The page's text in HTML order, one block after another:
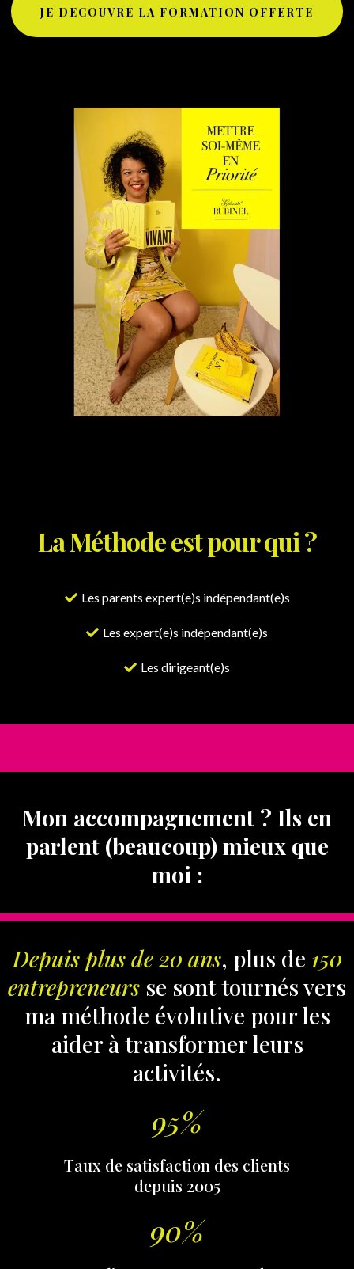
JE DECOUVRE LA FORMATION OFFERTE
La Méthode est pour qui ?
Les parents expert(e)s indépendant(e)s
Les expert(e)s indépendant(e)s
Les dirigeant(e)s
Mon accompagnement ? Ils en
parlent (beaucoup) mieux que
moi :
Depuis plus de 20 ans, plus de 150
entrepreneurs se sont tournés vers
ma méthode évolutive pour les
aider à transformer leurs
activités.
95%
Taux de satisfaction des clients
depuis 2005
90%